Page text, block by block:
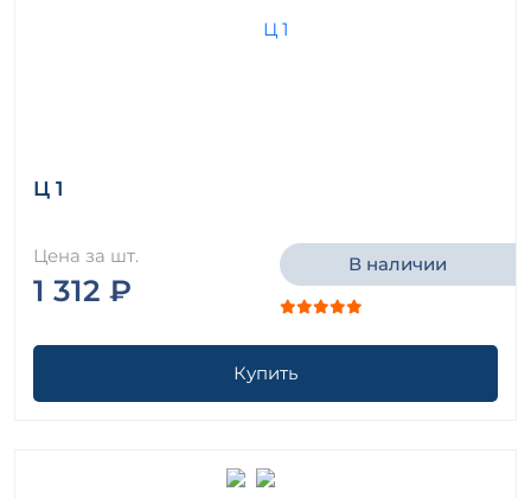
Ц 1
Цена за шт.
1 312 ₽
В наличии
Купить